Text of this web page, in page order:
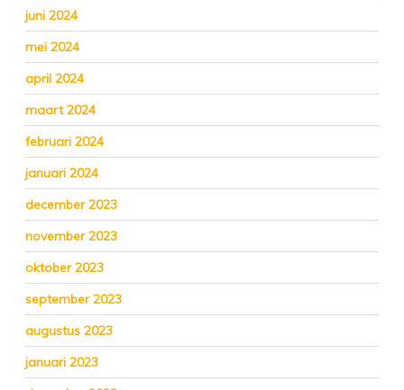
juni 2024
mei 2024
april 2024
maart 2024
februari 2024
januari 2024
december 2023
november 2023
oktober 2023
september 2023
augustus 2023
januari 2023